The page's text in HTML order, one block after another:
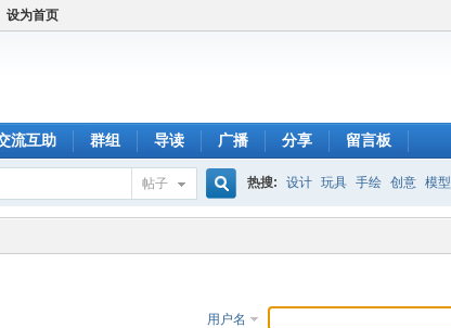
设为首页
流互助 群组 导读 广播 分享 留言板
帖子
搜
热搜: 设计 玩具 手绘 创意 模型
用户名